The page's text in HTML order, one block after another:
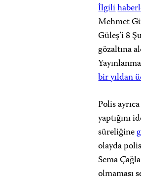
İlgili
Mehmet
Güleş’i 8
gözaltına
bir yıldan
Polis
yaptığını
süreliğine
olayda
Sema
olmaması